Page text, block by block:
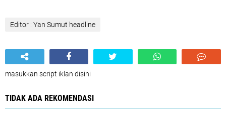
Editor : Yan Sumut headline
masukkan script iklan disini
TIDAK ADA REKOMENDASI